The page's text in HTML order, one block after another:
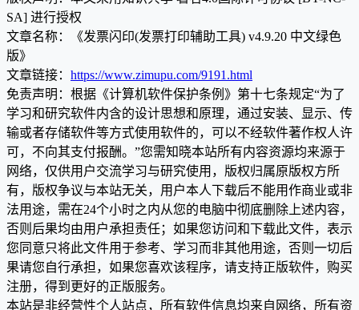
SA] 进行授权
文章名称：《发票闪印(发票打印辅助工具) v4.9.20 中文绿色
版》
文章链接： https://www.zimupu.com/9191.html
免责声明：根据《计算机软件保护条例》第十七条规定“为了
学习和研究软件内含的设计思想和原理，通过安装、显示、传
输或者存储软件等方式使用软件的，可以不经软件著作权人许
可，不向其支付报酬。”您需知晓本站所有内容资源均来源于
网络，仅供用户交流学习与研究使用，版权归属原版权方所
有，版权争议与本站无关，用户本人下载后不能用作商业或非
法用途，需在24个小时之内从您的电脑中彻底删除上述内容，
否则后果均由用户承担责任；如果您访问和下载此文件，表示
您同意只将此文件用于参考、学习而非其他用途，否则一切后
果请您自行承担，如果您喜欢该程序，请支持正版软件，购买
注册，得到更好的正版服务。
本站是非经营性个人站点，所有软件信息均来自网络，所有资